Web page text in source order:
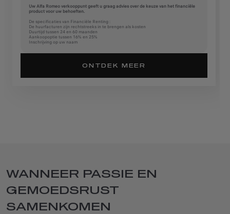
Uw Alfa Romeo verkooppunt geeft u graag advies over de keuze van het financiële
product voor uw behoeften.
De specificaties van Financiële Renting :
De huurfacturen zijn rechtstreeks in te brengen als kosten
Duurtijd tussen 24 en 60 maanden
Aankoopoptie tussen 16% en 25%
Inschrijving op uw naam
ONTDEK MEER
WANNEER PASSIE EN
GEMOEDSRUST
SAMENKOMEN